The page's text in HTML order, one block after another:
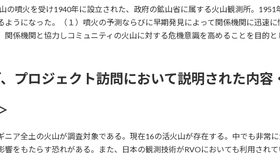
の噴火を受け1940年に設立された、政府の鉱山省に属する火山観測所。
ようになった。（１）噴火の予測ならびに早期発見によって関係機関に迅速
係機関と協力しコミュニティの火山に対する危機意識を高めることを目的と
プロジェクト訪問において説明された内容
ニア全土の火山が調査対象である。現在16の活火山が存在する。中でも非常
をもたらす恐れがある。また、日本の観測技術がRVOにおいても利用されて